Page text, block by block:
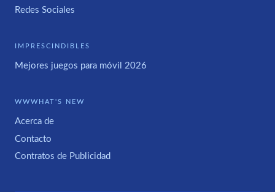
Redes Sociales
IMPRESCINDIBLES
Mejores juegos para móvil 2026
WWWHAT'S NEW
Acerca de
Contacto
Contratos de Publicidad